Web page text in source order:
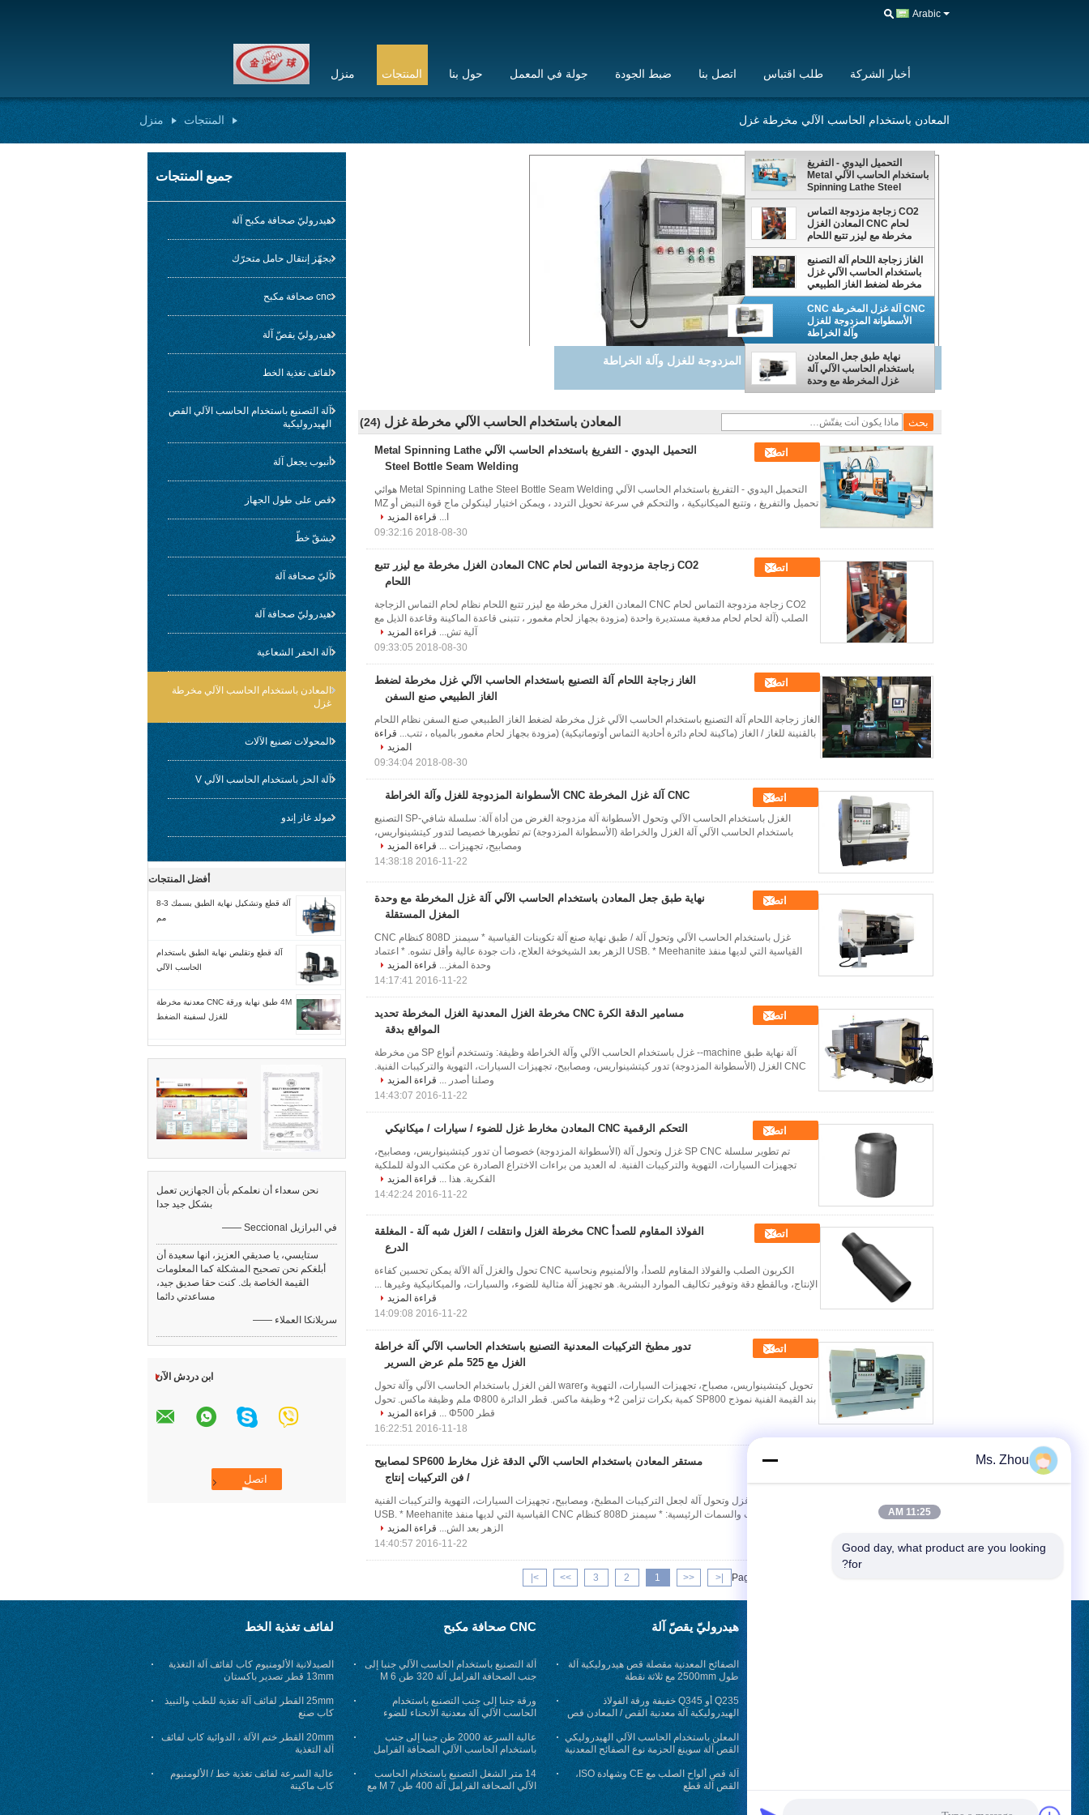
Arabic
منزل المنتجات حول بنا جولة في المعمل ضبط الجودة اتصل بنا طلب اقتباس أخبار الشركة
منزل المنتجات المعادن باستخدام الحاسب الآلي مخرطة غزل
جميع المنتجات
هيدروليّ صحافة مكبح آلة
يجهّز إنتقال حامل متحرّك
cnc صحافة مكبح
هيدروليّ يقصّ آلة
لفائف تغذية الخط
آلة التصنيع باستخدام الحاسب الآلي القص
الهيدروليكية
أنبوب يجعل آلة
قص على طول الجهاز
يشقّ خطّ
آليّ صحافة آلة
هيدروليّ صحافة آلة
آلة الحفر الشعاعية
المعادن باستخدام الحاسب الآلي مخرطة
غزل
المحولات تصنيع الآلات
آلة الحز باستخدام الحاسب الآلي V
مولد غاز إندو
أفضل المنتجات
آلة قطع وتشكيل نهاية الطبق بسمك 3-8
مم
آلة قطع وتقليص نهاية الطبق باستخدام
الحاسب الآلي
4M طبق نهاية ورقة CNC معدنية مخرطة
للغزل لسفينة الضغط
نحن سعداء أن نعلمكم بأن الجهازين تعمل
بشكل جيد جدا
—— Seccional في البرازيل
ستايسي، يا صديقي العزيز، انها سعيدة أن
أبلغكم نحن تصحيح المشكلة كما المعلومات
القيمة الخاصة بك. كنت حقا صديق جيد،
مساعدتي دائما
—— سريلانكا العملاء
ابن دردش الآن
نهاية طبق جعل المعادن باستخدام الحاسب الآلي آلة غزل المخرطة مع
وحدة المغزل المستقلة
التحميل اليدوي - التفريغ
باستخدام الحاسب الآلي Metal
Spinning Lathe Steel
Bottle Seam Welding
CO2 زجاجة مزدوجة التماس
لحام CNC المعادن الغزل
مخرطة مع ليزر تتبع اللحام
الغاز زجاجة اللحام آلة التصنيع
باستخدام الحاسب الآلي غزل
مخرطة لضغط الغاز الطبيعي
صنع السفن
CNC آلة غزل المخرطة CNC
الأسطوانة المزدوجة للغزل
وآلة الخراطة
نهاية طبق جعل المعادن
باستخدام الحاسب الآلي آلة
غزل المخرطة مع وحدة
المغزل المستقلة
المعادن باستخدام الحاسب الآلي مخرطة غزل (24)
التحميل اليدوي - التفريغ باستخدام الحاسب الآلي Metal Spinning Lathe
Steel Bottle Seam Welding
اتصل
التحميل اليدوي - التفريغ باستخدام الحاسب الآلي Metal Spinning Lathe Steel Bottle Seam Welding هوائي
تحميل والتفريغ ، وتتبع الميكانيكية ، والتحكم في سرعة تحويل التردد ، ويمكن اختيار لينكولن ماج قوة النبض أو MZ
ا... قراءة المزيد
2018-08-30 09:32:16
CO2 زجاجة مزدوجة التماس لحام CNC المعادن الغزل مخرطة مع ليزر تتبع
اللحام
اتصل
CO2 زجاجة مزدوجة التماس لحام CNC المعادن الغزل مخرطة مع ليزر تتبع اللحام نظام لحام التماس الزجاجة
الصلب (آلة لحام لحام مدفعية مستديرة واحدة (مزودة بجهاز لحام مغمور ، تتبنى قاعدة الماكينة وقاعدة الذيل مع
آلية تش... قراءة المزيد
2018-08-30 09:33:05
الغاز زجاجة اللحام آلة التصنيع باستخدام الحاسب الآلي غزل مخرطة لضغط
الغاز الطبيعي صنع السفن
اتصل
الغاز زجاجة اللحام آلة التصنيع باستخدام الحاسب الآلي غزل مخرطة لضغط الغاز الطبيعي صنع السفن نظام اللحام
بالقنينة للغاز / الغاز (ماكينة لحام دائرة أحادية التماس أوتوماتيكية) (مزودة بجهاز لحام مغمور بالمياه ، تتب... قراءة
المزيد
2018-08-30 09:34:04
CNC آلة غزل المخرطة CNC الأسطوانة المزدوجة للغزل وآلة الخراطة اتصل
الغزل باستخدام الحاسب الآلي وتحول الأسطوانة آلة مزدوجة الغرض من أداة آلة: سلسلة شافي-SP التصنيع
باستخدام الحاسب الآلي آلة الغزل والخراطة (الأسطوانة المزدوجة) تم تطويرها خصيصا لتدور كيتشينواريس،
ومصابيح، تجهيزات ... قراءة المزيد
2016-11-22 14:38:18
نهاية طبق جعل المعادن باستخدام الحاسب الآلي آلة غزل المخرطة مع وحدة
المغزل المستقلة
اتصل
غزل باستخدام الحاسب الآلي وتحول آلة / طبق نهاية صنع آلة تكوينات القياسية * سيمنز 808D كنظام CNC
القياسية التي لديها منفذ USB. * Meehanite الزهر بعد الشيخوخة العلاج، ذات جودة عالية وأقل تشوه. * اعتماد
وحدة المغز... قراءة المزيد
2016-11-22 14:17:41
مسامير الدقة الكرة CNC مخرطة الغزل المعدنية الغزل المخرطة تحديد
المواقع بدقة
اتصل
آلة نهاية طبق machine-- غزل باستخدام الحاسب الآلي وآلة الخراطة وظيفة: وتستخدم أنواع SP من مخرطة
CNC الغزل (الأسطوانة المزدوجة) تدور كيتشينواريس، ومصابيح، تجهيزات السيارات، التهوية والتركيبات الفنية.
وصلنا أصدر ... قراءة المزيد
2016-11-22 14:43:07
التحكم الرقمية CNC المعادن مخارط غزل للضوء / سيارات / ميكانيكي اتصل
تم تطوير سلسلة SP CNC غزل وتحول آلة (الأسطوانة المزدوجة) خصوصا أن تدور كيتشينواريس، ومصابيح،
تجهيزات السيارات، التهوية والتركيبات الفنية. له العديد من براءات الاختراع الصادرة عن مكتب الدولة للملكية
الفكرية. هذا ... قراءة المزيد
2016-11-22 14:42:24
الفولاذ المقاوم للصدأ CNC مخرطة الغزل وانتقلت / الغزل شبه آلة - المغلقة
الدرع
اتصل
الكربون الصلب والفولاذ المقاوم للصدأ، والألمنيوم ونحاسية CNC تحول والغزل آلة الآلة يمكن تحسين كفاءة
الإنتاج، وبالقطع دقة وتوفير تكاليف الموارد البشرية. هو تجهيز آلة مثالية للضوء، والسيارات، والميكانيكية وغيرها ...
قراءة المزيد
2016-11-22 14:09:08
تدور مطبخ التركيبات المعدنية التصنيع باستخدام الحاسب الآلي آلة خراطة
الغزل مع 525 ملم عرض السرير
اتصل
تحويل كيتشينواريس، مصباح، تجهيزات السيارات، التهوية وwarer الفن الغزل باستخدام الحاسب الآلي وآلة تحول
بند القيمة الفنية نموذج SP800 كمية بكرات تزامن 2+ وظيفة ماكس. قطر الدائرة Φ800 ملم وظيفة ماكس. تحول
قطر Φ500 ...
قراءة المزيد
2016-11-18 16:22:51
مستقر المعادن باستخدام الحاسب الآلي الدقة غزل مخارط SP600 لمصابيح
/ فن التركيبات إنتاج
اتصل
SP600 CNC غزل وتحول آلة لجعل التركيبات المطبخ، ومصابيح، تجهيزات السيارات، التهوية والتركيبات الفنية
معيار تكوينات والسمات الرئيسية: * سيمنز 808D كنظام CNC القياسية التي لديها منفذ USB. * Meehanite
الزهر بعد الش... قراءة المزيد
2016-11-22 14:40:57
Page 1 of 3
|<
<<
1
2
3
>>
>|
لفائف تغذية الخط
الصيدلانية الألومنيوم كاب لفائف آلة التغذية
13mm قطر تصدير باكستان
25mm القطر لفائف آلة تغذية للطب والنبيذ
كاب صنع
20mm القطر ختم الآلة ، الدوائية كاب لفائف
آلة التغذية
عالية السرعة لفائف تغذية خط / الألومنيوم
كاب ماكينة
CNC صحافة مكبح
آلة التصنيع باستخدام الحاسب الآلي جنبا إلى
جنب الصحافة الفرامل آلة 320 طن 6 M
اثنين الصحافة التصنيع باستخدام الحاسب
الآلي الانحناء
ورقة جنبا إلى جنب التصنيع باستخدام
الحاسب الآلي آلة معدنية الانحناء للضوء
القطب الانحناء
عالية السرعة 2000 طن جنبا إلى جنب
باستخدام الحاسب الآلي الصحافة الفرامل
آلة-2-WE67K-2000/9000
14 متر الشغل التصنيع باستخدام الحاسب
الآلي الصحافة الفرامل آلة 400 طن 7 M مع
الحنجرة 950MM
هيدروليّ يقصّ آلة
الصفائح المعدنية مقصلة قص هيدروليكية آلة
طول 2500mm مع ثلاثة نقطة
Q235 أو Q345 خفيفة ورقة الفولاذ
الهيدروليكية آلة معدنية القص / المعادن قص
المعلن باستخدام الحاسب الآلي الهيدروليكي
القص آلة سوينغ الحزمة نوع الصفائح المعدنية
كتر
آلة قص ألواح الصلب مع CE وشهادة ISO،
القص آلة قطع
Ms. Zhou
11:25 AM
Good day, what product are you looking
for?